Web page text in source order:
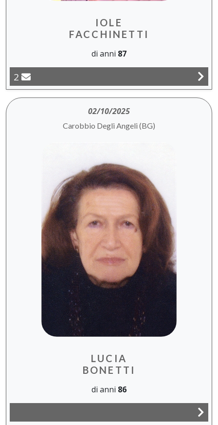
IOLE
FACCHINETTI
di anni 87
2
02/10/2025
Carobbio Degli Angeli (BG)
LUCIA
BONETTI
di anni 86